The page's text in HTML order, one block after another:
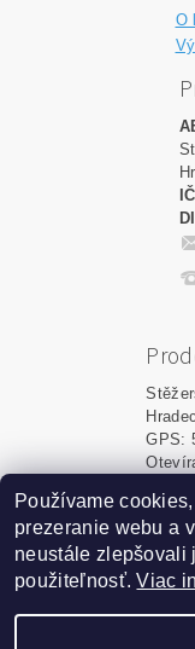
O
GPS:
Používame
prezeranie webu a
neustále zlepšovali
použiteľnosť.Viac